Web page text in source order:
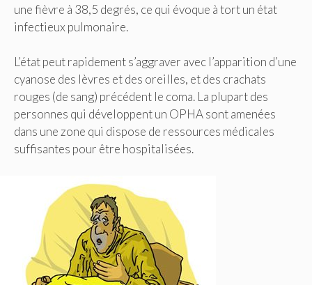
une fièvre à 38,5 degrés, ce qui évoque à tort un état
infectieux pulmonaire.
L’état peut rapidement s’aggraver avec l’apparition d’une
cyanose des lèvres et des oreilles, et des crachats
rouges (de sang) précédent le coma. La plupart des
personnes qui développent un OPHA sont amenées
dans une zone qui dispose de ressources médicales
suffisantes pour être hospitalisées.